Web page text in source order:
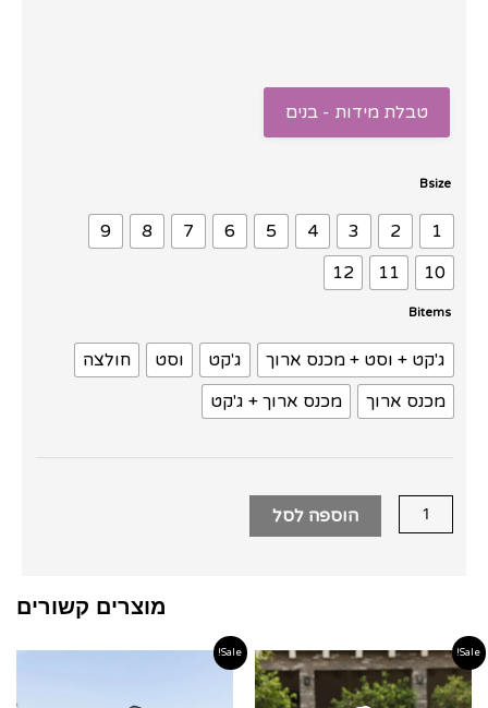
טבלת מידות - בנים
Bsize
1
2
3
4
5
6
7
8
9
10
11
12
Bitems
ג'קט + וסט + מכנס ארוך ג'קט וסט
חולצה
מכנס ארוך
מכנס ארוך + ג'קט
כמות
חליפת
אופרייט
קלאסי
הוספה לסל
מוצרים קשורים
Sale!
טווח
מחירים:
Sale!